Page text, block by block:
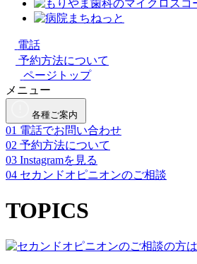
電話
予約方法について
ページトップ
メニュー
各種ご案内
01 電話でお問い合わせ
02 予約方法について
03 Instagramを見る
04 セカンドオピニオンのご相談
TOPICS